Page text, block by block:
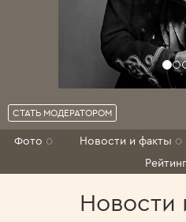
СТАТЬ МОДЕРАТОРОМ
Фото 0 Новости и факты 0
Новости